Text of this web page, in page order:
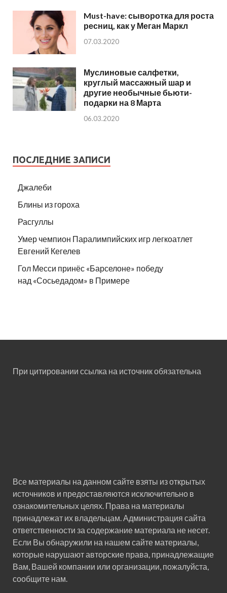
Must-have: сыворотка для роста
ресниц, как у Меган Маркл
07.03.2020
Муслиновые салфетки,
круглый массажный шар и
другие необычные бьюти-
подарки на 8 Марта
06.03.2020
ПОСЛЕДНИЕ ЗАПИСИ
Джалеби
Блины из гороха
Расгуллы
Умер чемпион Паралимпийских игр легкоатлет
Евгений Кегелев
Гол Месси принёс «Барселоне» победу
над «Сосьедадом» в Примере
При цитировании ссылка на источник обязательна
Все материалы на данном сайте взяты из открытых
источников и предоставляются исключительно в
ознакомительных целях. Права на материалы
принадлежат их владельцам. Администрация сайта
ответственности за содержание материала не несет.
Если Вы обнаружили на нашем сайте материалы,
которые нарушают авторские права, принадлежащие
Вам, Вашей компании или организации, пожалуйста,
сообщите нам.